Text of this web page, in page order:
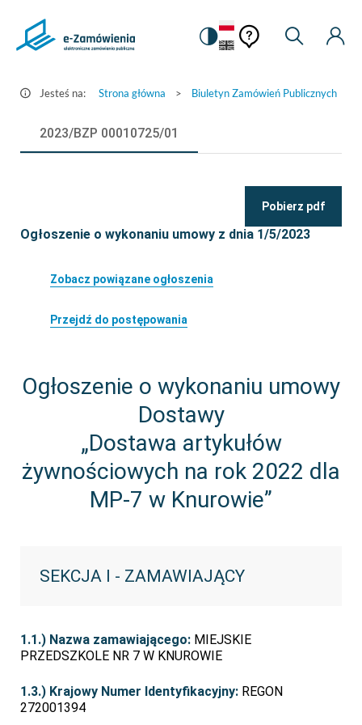
Szczegóły
e-
Ustawienia
Zmiana
na
kontrastową
Pomoc
kontekstowa
Pomoc
Moje
Jesteś na: Strona główna > Biuletyn Zamówień Publicznych
2023/BZP 00010725/01
Pobierz pdf
Ogłoszenie o wykonaniu umowy z dnia 1/5/2023
Zobacz powiązane ogłoszenia
Przejdź do postępowania
Ogłoszenie o wykonaniu umowy
Dostawy
„Dostawa artykułów
żywnościowych na rok 2022 dla
MP-7 w Knurowie”
SEKCJA I - ZAMAWIAJĄCY
1.1.) Nazwa zamawiającego: MIEJSKIE
PRZEDSZKOLE NR 7 W KNUROWIE
1.3.) Krajowy Numer Identyfikacyjny: REGON
272001394